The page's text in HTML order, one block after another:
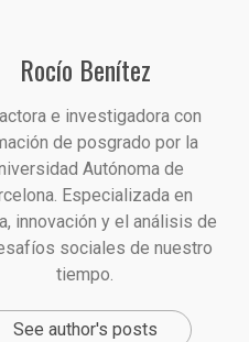
Rocío Benítez
e investigadora con
de posgrado por la
Autónoma de
Especializada en
innovación y el análisis de
sociales de nuestro
tiempo.
See author's posts